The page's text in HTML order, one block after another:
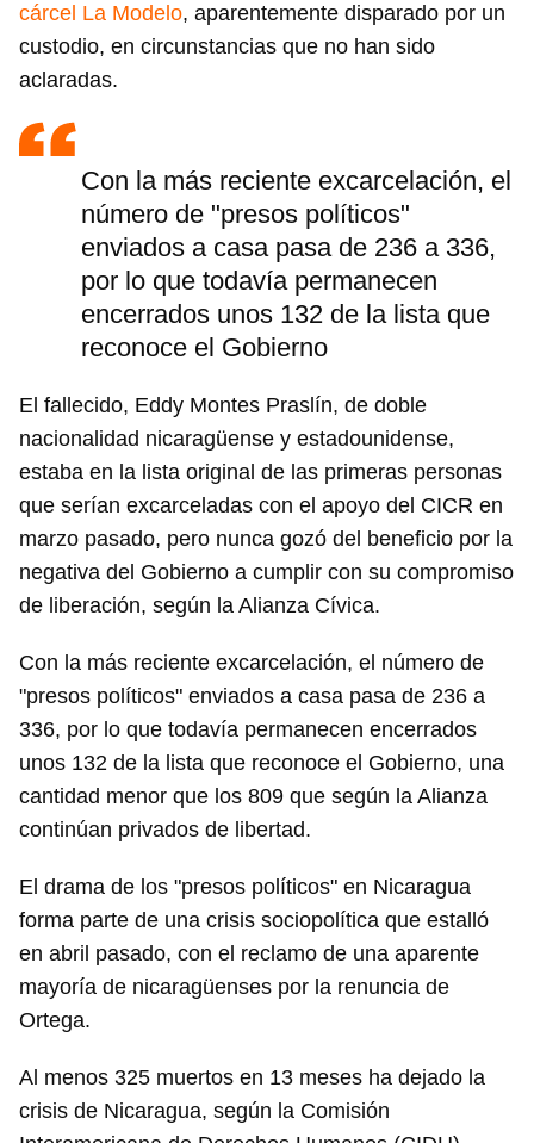
cárcel La Modelo, aparentemente disparado por un
custodio, en circunstancias que no han sido
aclaradas.
Con la más reciente excarcelación, el
número de "presos políticos"
enviados a casa pasa de 236 a 336,
por lo que todavía permanecen
encerrados unos 132 de la lista que
reconoce el Gobierno
El fallecido, Eddy Montes Praslín, de doble
nacionalidad nicaragüense y estadounidense,
estaba en la lista original de las primeras personas
que serían excarceladas con el apoyo del CICR en
marzo pasado, pero nunca gozó del beneficio por la
negativa del Gobierno a cumplir con su compromiso
de liberación, según la Alianza Cívica.
Con la más reciente excarcelación, el número de
"presos políticos" enviados a casa pasa de 236 a
336, por lo que todavía permanecen encerrados
unos 132 de la lista que reconoce el Gobierno, una
cantidad menor que los 809 que según la Alianza
continúan privados de libertad.
El drama de los "presos políticos" en Nicaragua
forma parte de una crisis sociopolítica que estalló
en abril pasado, con el reclamo de una aparente
mayoría de nicaragüenses por la renuncia de
Ortega.
Al menos 325 muertos en 13 meses ha dejado la
crisis de Nicaragua, según la Comisión